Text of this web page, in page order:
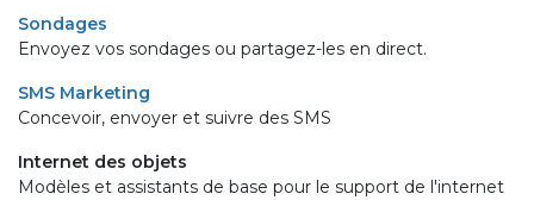
Sondages
Envoyez vos sondages ou partagez-les en direct.
SMS Marketing
Concevoir, envoyer et suivre des SMS
Internet des objets
Modèles et assistants de base pour le support de l'internet